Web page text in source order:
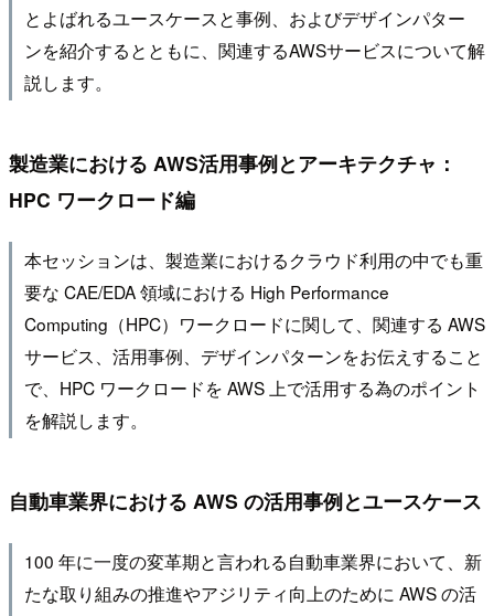
とよばれるユースケースと事例、およびデザインパター
ンを紹介するとともに、関連するAWSサービスについて解
説します。
製造業における AWS活用事例とアーキテクチャ：
HPC ワークロード編
本セッションは、製造業におけるクラウド利用の中でも重
要な CAE/EDA 領域における High Performance
Computing（HPC）ワークロードに関して、関連する AWS
サービス、活用事例、デザインパターンをお伝えすること
で、HPC ワークロードを AWS 上で活用する為のポイント
を解説します。
自動車業界における AWS の活用事例とユースケース
100 年に一度の変革期と言われる自動車業界において、新
たな取り組みの推進やアジリティ向上のために AWS の活